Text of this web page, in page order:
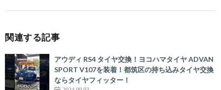
関連する記事
アウディ RS4 タイヤ交換！ヨコハマタイヤ ADVAN
SPORT V107を装着！都筑区の持ち込みタイヤ交換
ならタイヤフィッター！